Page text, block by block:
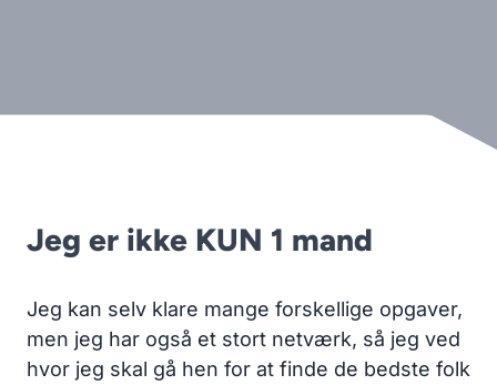
Jeg er ikke KUN 1 mand
Jeg kan selv klare mange forskellige opgaver,
men jeg har også et stort netværk, så jeg ved
hvor jeg skal gå hen for at finde de bedste folk